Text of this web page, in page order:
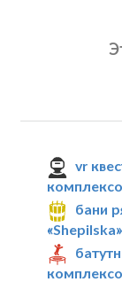
vr
бани
«Shepilska»